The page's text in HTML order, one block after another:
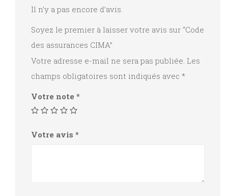
Il n’y a pas encore d’avis.
Soyez le premier à laisser votre avis sur “Code
des assurances CIMA”
Votre adresse e-mail ne sera pas publiée. Les
champs obligatoires sont indiqués avec *
Votre note *
Votre avis *